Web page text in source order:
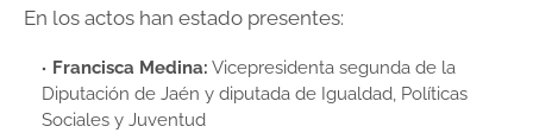
En los actos han estado presentes:
Francisca Medina: Vicepresidenta segunda de la
Diputación de Jaén y diputada de Igualdad, Políticas
Sociales y Juventud